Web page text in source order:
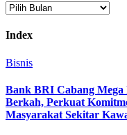
Arsip
Index
Bisnis
Bank BRI Cabang
Berkah, Perkuat
Masyarakat Sekitar